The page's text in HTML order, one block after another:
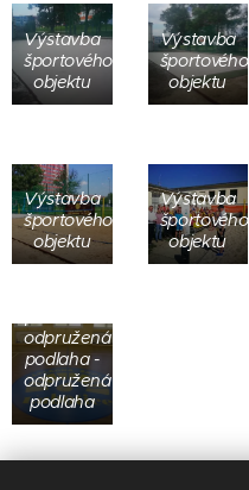
Výstavba
športového
objektu
Výstavba
športového
objektu
Výstavba
športového
objektu
Výstavba
športového
objektu
Výstavba
športového
odpružená
podlaha -
odpružená
podlaha